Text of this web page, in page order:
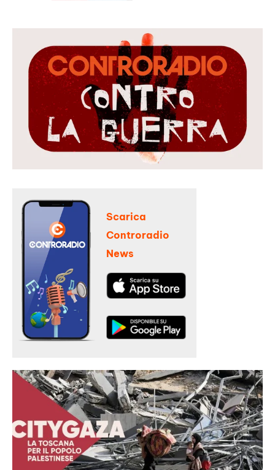
Scarica
Controradio
News